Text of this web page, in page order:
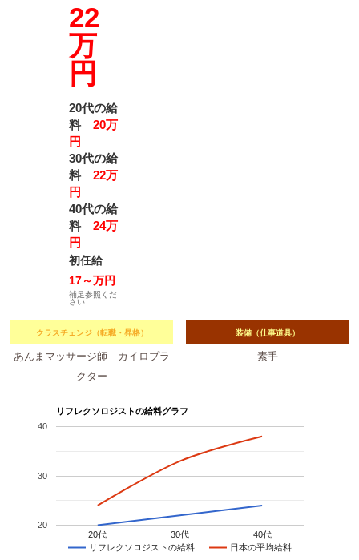
22
万
円
20代の給
料20万
円
30代の給
料22万
円
40代の給
料24万
円
初任給
17～万円
補足参照くだ
さい
クラスチェンジ（転職・昇格）
あんまマッサージ師 カイロプラ
クター
装備（仕事道具）
素手
リフレクソロジストの給料グラフ
リフレクソロジストの給料 日本の平均給料
20代 30代 40代
20
30
40